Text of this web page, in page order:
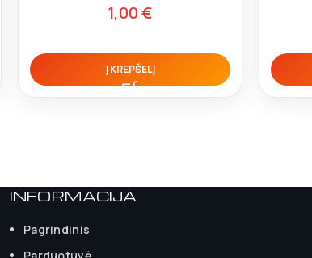
1,00€
Į KREPŠELĮ
INFORMACIJA
Pagrindinis
Parduotuvė